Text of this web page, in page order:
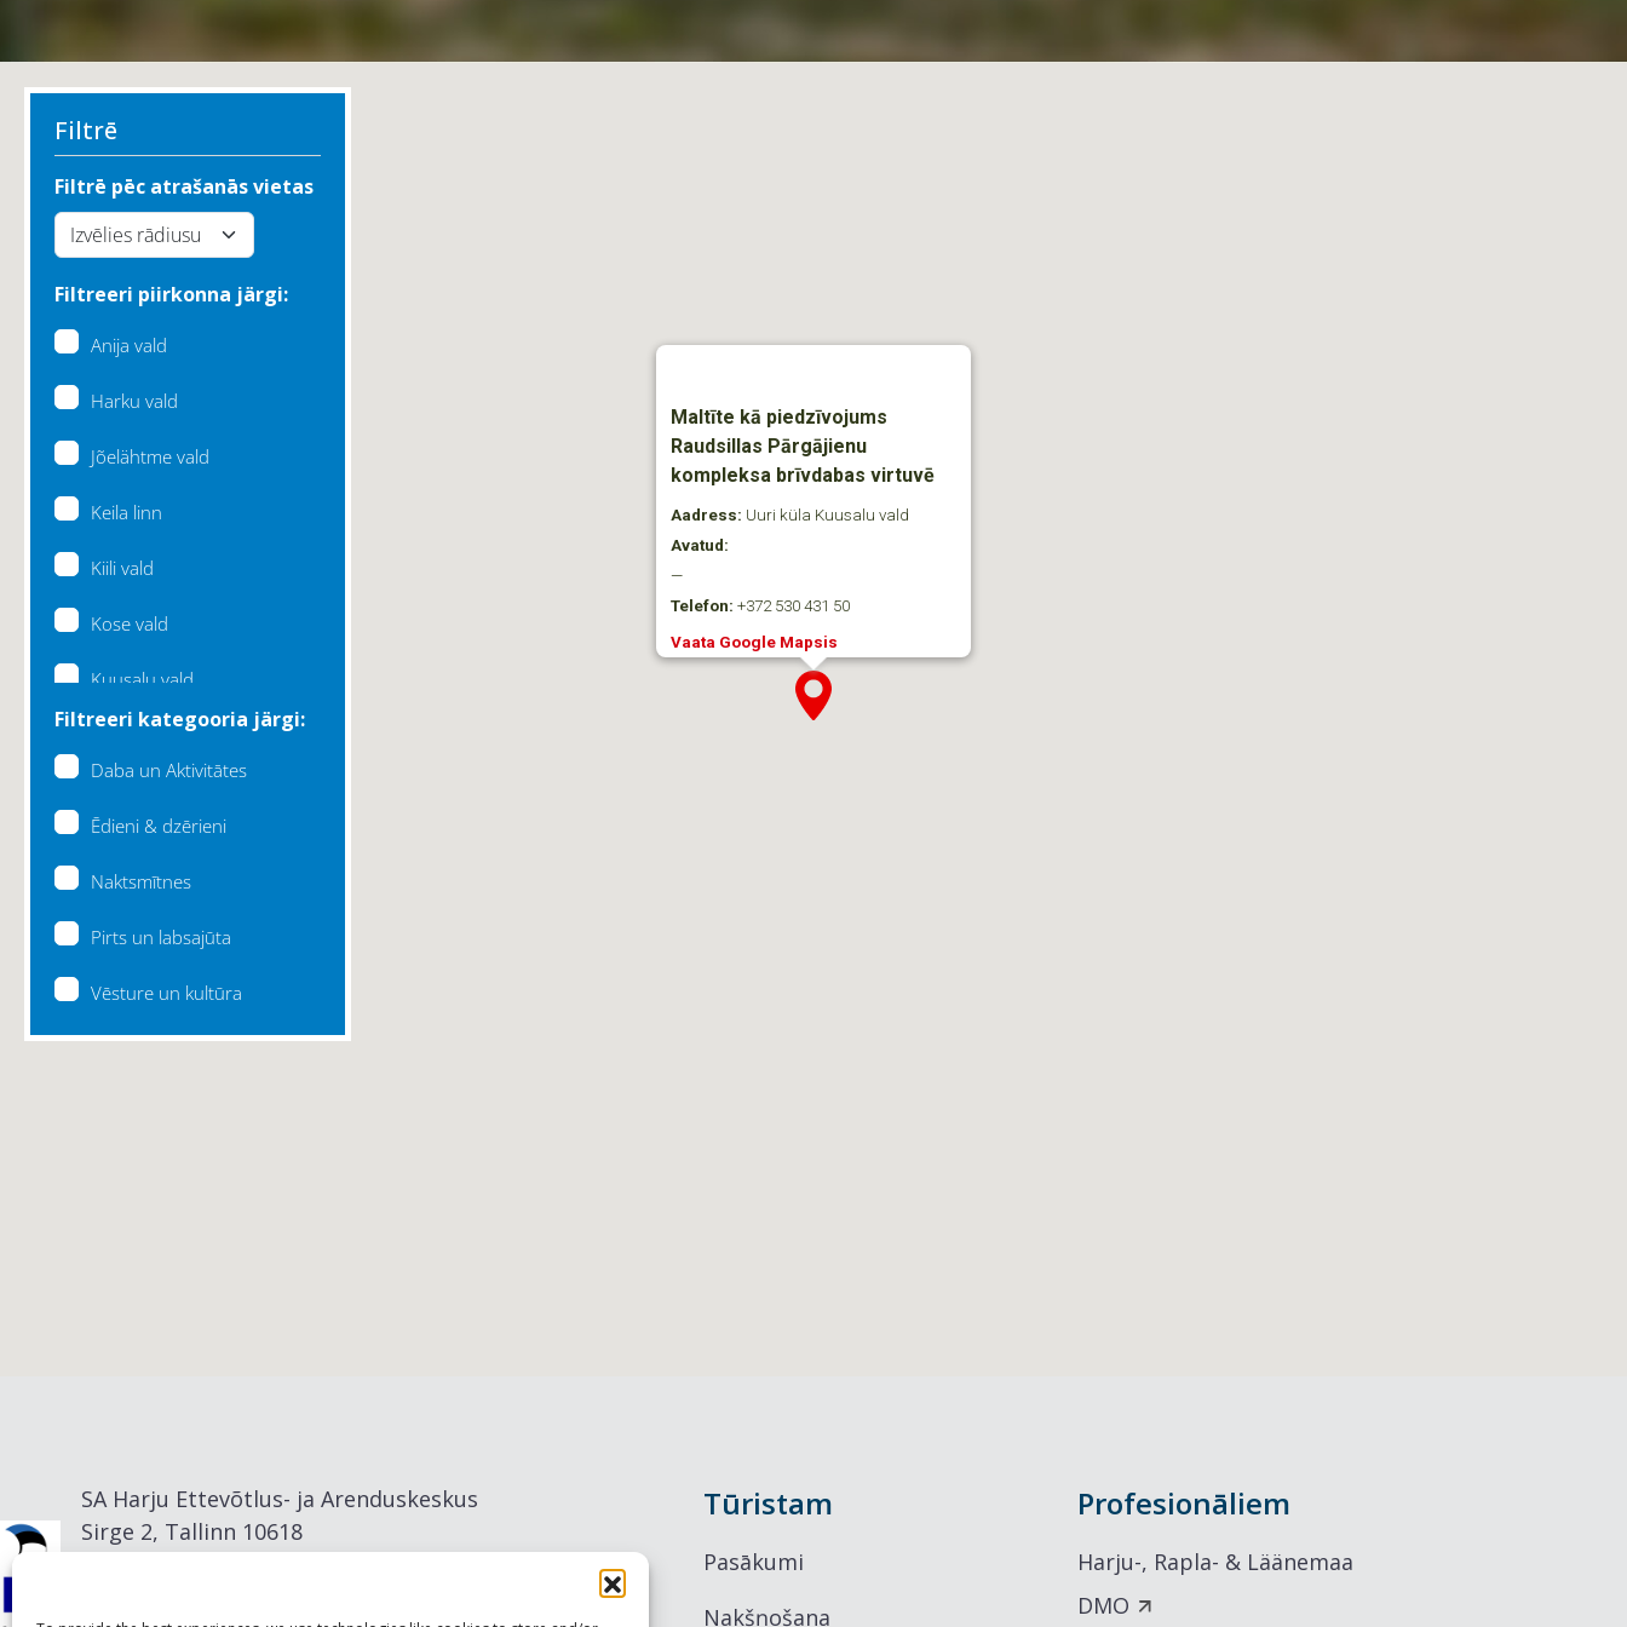
Filtrē
Filtrē pēc atrašanās vietas
Filtreeri piirkonna järgi:
Anija vald
Harku vald
Jõelähtme vald
Keila linn
Kiili vald
Kose vald
Kuusalu vald
Lääne-Harju vald
Filtreeri kategooria järgi:
Daba un Aktivitātes
Ēdieni & dzērieni
Naktsmītnes
Pirts un labsajūta
Vēsture un kultūra
Maltīte kā piedzīvojums
Raudsillas Pārgājienu
kompleksa brīvdabas virtuvē
Aadress: Uuri küla Kuusalu vald
Avatud:
—
Telefon: +372 530 431 50
Vaata Google Mapsis
SA Harju Ettevõtlus- ja Arenduskeskus
Sirge 2, Tallinn 10618
Tūristam
Pasākumi
Nakšņošana
Profesionāliem
Harju-, Rapla- & Läänemaa
DMO